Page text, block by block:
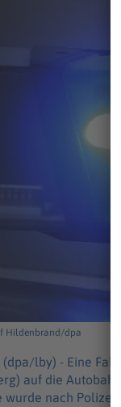
Hildenbrand/dpa
(dpa/lby) - Eine
auf die
wurde nach